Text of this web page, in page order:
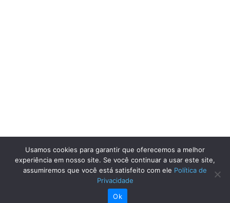
Usamos cookies para garantir que oferecemos a melhor
experiência em nosso site. Se você continuar a usar este site,
assumiremos que você está satisfeito com ele Política de
Privacidade
Ok